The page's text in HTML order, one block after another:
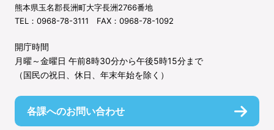
熊本県玉名郡長洲町大字長洲2766番地
TEL：0968-78-3111 FAX：0968-78-1092
開庁時間
月曜～金曜日 午前8時30分から午後5時15分まで
（国民の祝日、休日、年末年始を除く）
各課へのお問い合わせ